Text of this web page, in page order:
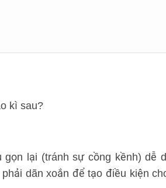
kì sau?
lại (tránh sự cồng kềnh) dễ
dãn xoắn để tạo điều kiện